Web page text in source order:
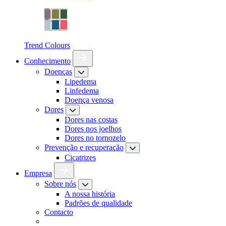
Trend Colours
Conhecimento
Doenças
Lipedema
Linfedema
Doença venosa
Dores
Dores nas costas
Dores nos joelhos
Dores no tornozelo
Prevenção e recuperação
Cicatrizes
Empresa
Sobre nós
A nossa história
Padrões de qualidade
Contacto